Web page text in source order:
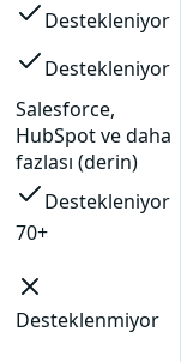
Destekleniyor
Destekleniyor
Salesforce,
HubSpot ve daha
fazlası (derin)
Destekleniyor
70+
Desteklenmiyor